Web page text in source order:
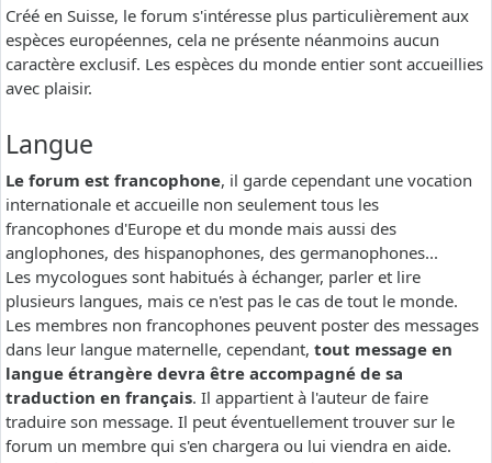
Créé en Suisse, le forum s'intéresse plus particulièrement aux
espèces européennes, cela ne présente néanmoins aucun
caractère exclusif. Les espèces du monde entier sont accueillies
avec plaisir.
Langue
Le forum est francophone, il garde cependant une vocation
internationale et accueille non seulement tous les
francophones d'Europe et du monde mais aussi des
anglophones, des hispanophones, des germanophones...
Les mycologues sont habitués à échanger, parler et lire
plusieurs langues, mais ce n'est pas le cas de tout le monde.
Les membres non francophones peuvent poster des messages
dans leur langue maternelle, cependant, tout message en
langue étrangère devra être accompagné de sa
traduction en français. Il appartient à l'auteur de faire
traduire son message. Il peut éventuellement trouver sur le
forum un membre qui s'en chargera ou lui viendra en aide.